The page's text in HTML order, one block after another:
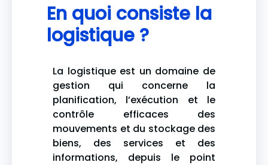
En quoi consiste la
logistique ?
La logistique est un domaine de
gestion qui concerne la
planification, l’exécution et le
contrôle efficaces des
mouvements et du stockage des
biens, des services et des
informations, depuis le point